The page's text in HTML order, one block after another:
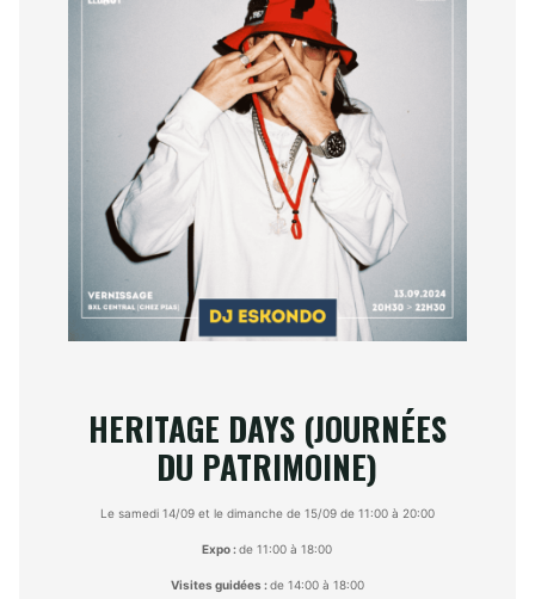
HERITAGE DAYS (JOURNÉES
DU PATRIMOINE)
Le samedi 14/09 et le dimanche de 15/09 de 11:00 à 20:00
Expo :de 11:00 à 18:00
Visites guidées :de 14:00 à 18:00